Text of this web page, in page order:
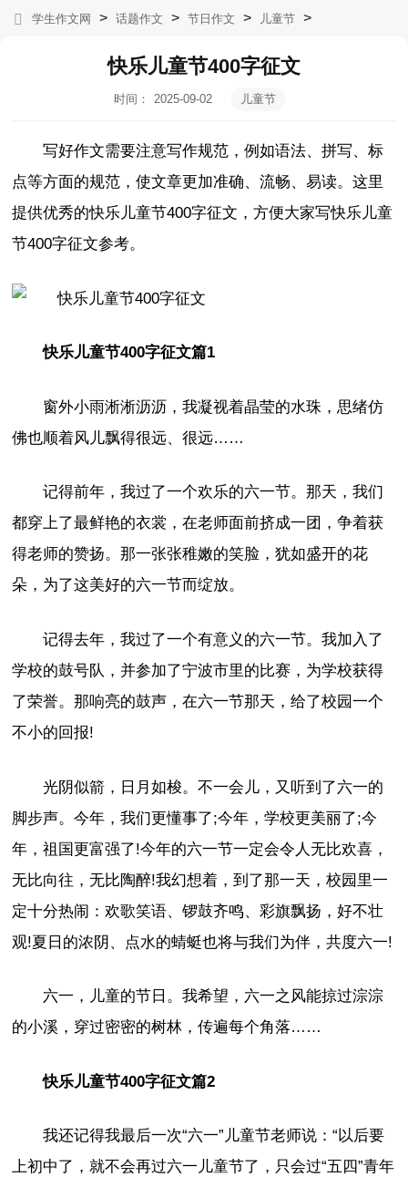
学生作文网 > 话题作文 > 节日作文 > 儿童节 >
快乐儿童节400字征文
时间：
2025-09-02
儿童节
写好作文需要注意写作规范，例如语法、拼写、标
点等方面的规范，使文章更加准确、流畅、易读。这里
提供优秀的快乐儿童节400字征文，方便大家写快乐儿童
节400字征文参考。
快乐儿童节400字征文篇1
窗外小雨淅淅沥沥，我凝视着晶莹的水珠，思绪仿
佛也顺着风儿飘得很远、很远……
记得前年，我过了一个欢乐的六一节。那天，我们
都穿上了最鲜艳的衣裳，在老师面前挤成一团，争着获
得老师的赞扬。那一张张稚嫩的笑脸，犹如盛开的花
朵，为了这美好的六一节而绽放。
记得去年，我过了一个有意义的六一节。我加入了
学校的鼓号队，并参加了宁波市里的比赛，为学校获得
了荣誉。那响亮的鼓声，在六一节那天，给了校园一个
不小的回报!
光阴似箭，日月如梭。不一会儿，又听到了六一的
脚步声。今年，我们更懂事了;今年，学校更美丽了;今
年，祖国更富强了!今年的六一节一定会令人无比欢喜，
无比向往，无比陶醉!我幻想着，到了那一天，校园里一
定十分热闹：欢歌笑语、锣鼓齐鸣、彩旗飘扬，好不壮
观!夏日的浓阴、点水的蜻蜓也将与我们为伴，共度六一!
六一，儿童的节日。我希望，六一之风能掠过淙淙
的小溪，穿过密密的树林，传遍每个角落……
快乐儿童节400字征文篇2
我还记得我最后一次“六一”儿童节老师说：“以后要
上初中了，就不会再过六一儿童节了，只会过“五四”青年